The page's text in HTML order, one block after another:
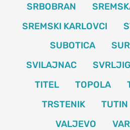
SRBOBRAN
SREMSKI KARLOVCI
SUBOTICA
SVILAJNAC
SVRLJIG
TITEL
TOPOLA
TRSTENIK
TUTIN
VALJEVO